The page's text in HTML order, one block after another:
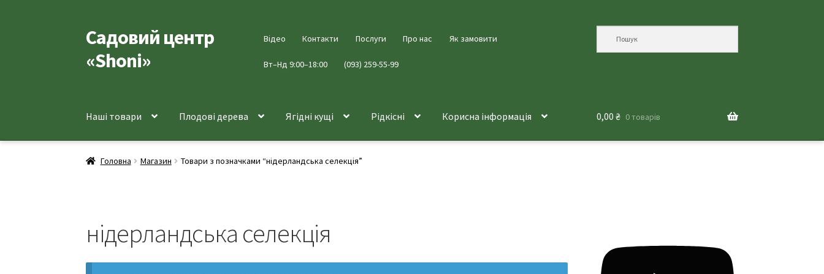
Перейти
до
навігації
Перейти
до
вмісту
Садовий центр
«Shoni»
Відео Контакти Послуги Про нас Як замовити
Вт–Нд 9:00–18:00 (093) 259-55-99
Наші товари Плодові дерева Ягідні кущі Рідкісні Корисна інформація 0,00 ₴ 0 товарів
Головна Магазин Товари з позначками “нідерландська селекція”
нідерландська селекція